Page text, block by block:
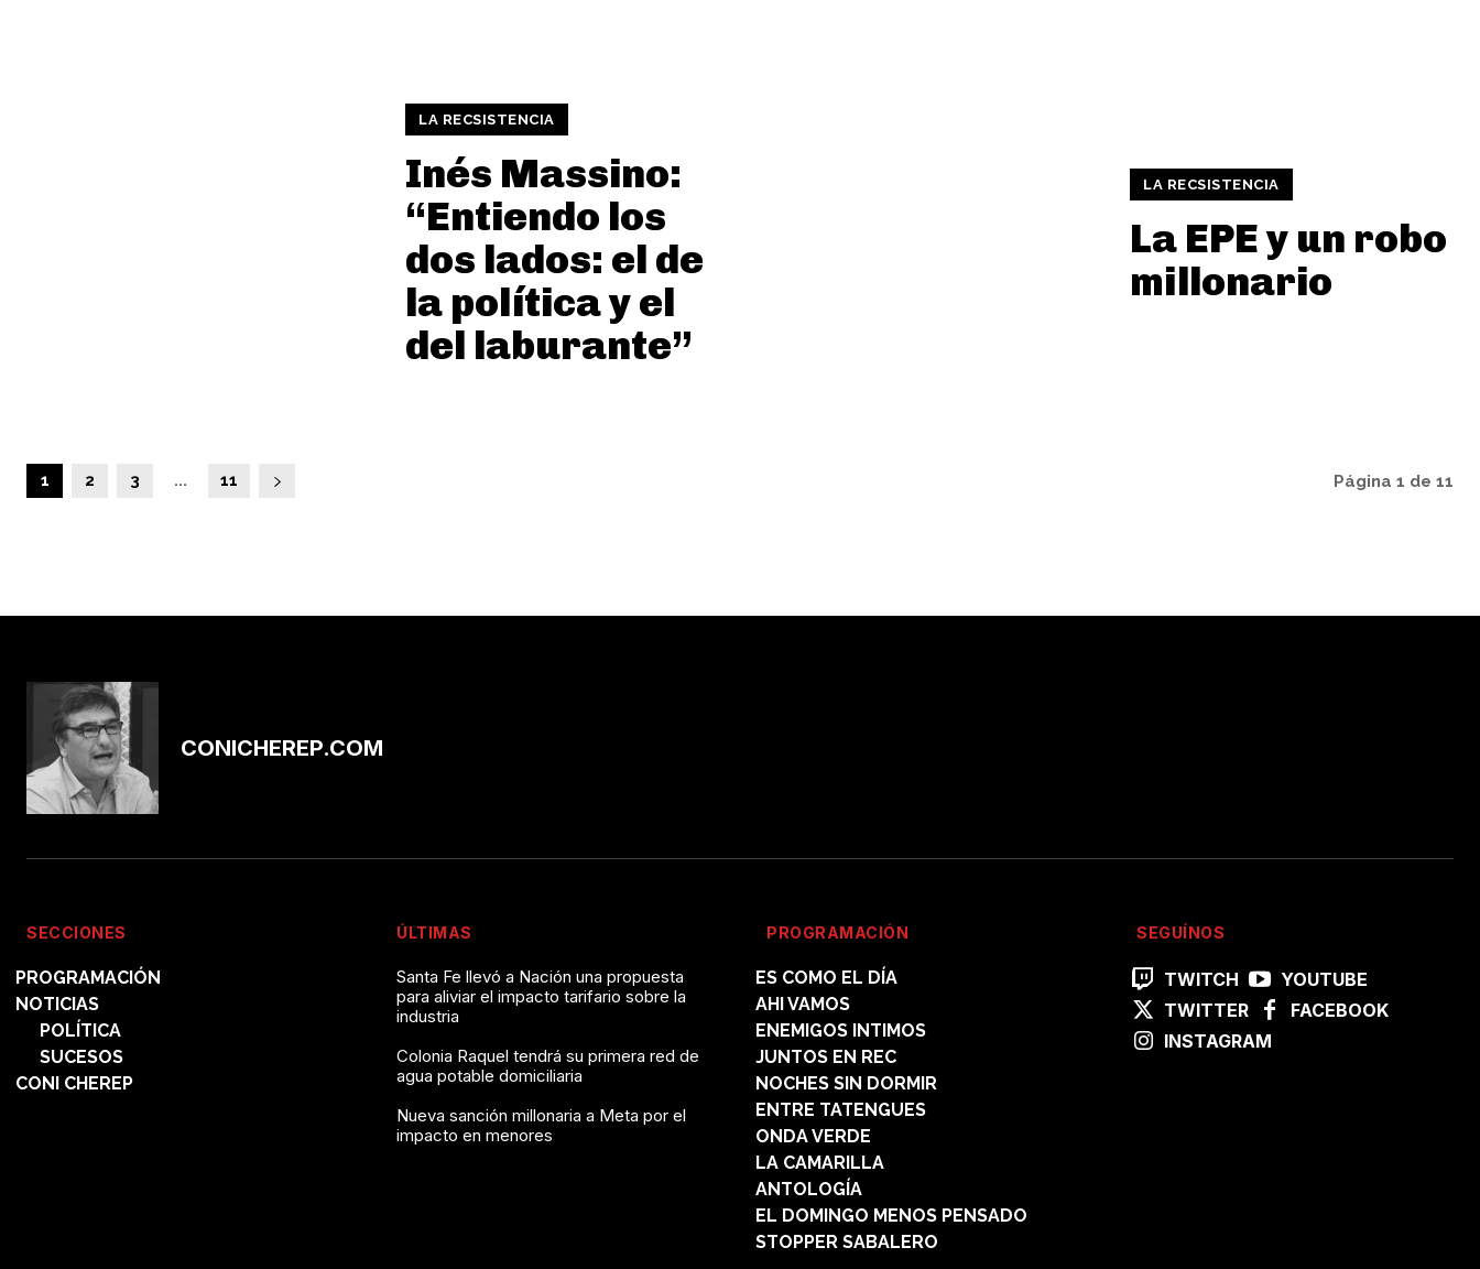
LA RECSISTENCIA
Inés Massino:
“Entiendo los
dos lados: el de
la política y el
del laburante”
LA RECSISTENCIA
La EPE y un robo
millonario
1 2 3 ... 11 Página 1 de 11
CONICHEREP.COM
SECCIONES
PROGRAMACIÓN
NOTICIAS
POLÍTICA
SUCESOS
CONI CHEREP
ÚLTIMAS
Santa Fe llevó a Nación una propuesta
para aliviar el impacto tarifario sobre la
industria
Colonia Raquel tendrá su primera red de
agua potable domiciliaria
Nueva sanción millonaria a Meta por el
impacto en menores
PROGRAMACIÓN
ES COMO EL DÍA
AHI VAMOS
ENEMIGOS INTIMOS
JUNTOS EN REC
NOCHES SIN DORMIR
ENTRE TATENGUES
ONDA VERDE
LA CAMARILLA
ANTOLOGÍA
EL DOMINGO MENOS PENSADO
STOPPER SABALERO
SEGUÍNOS
TWITCH
YOUTUBE
TWITTER
FACEBOOK
INSTAGRAM